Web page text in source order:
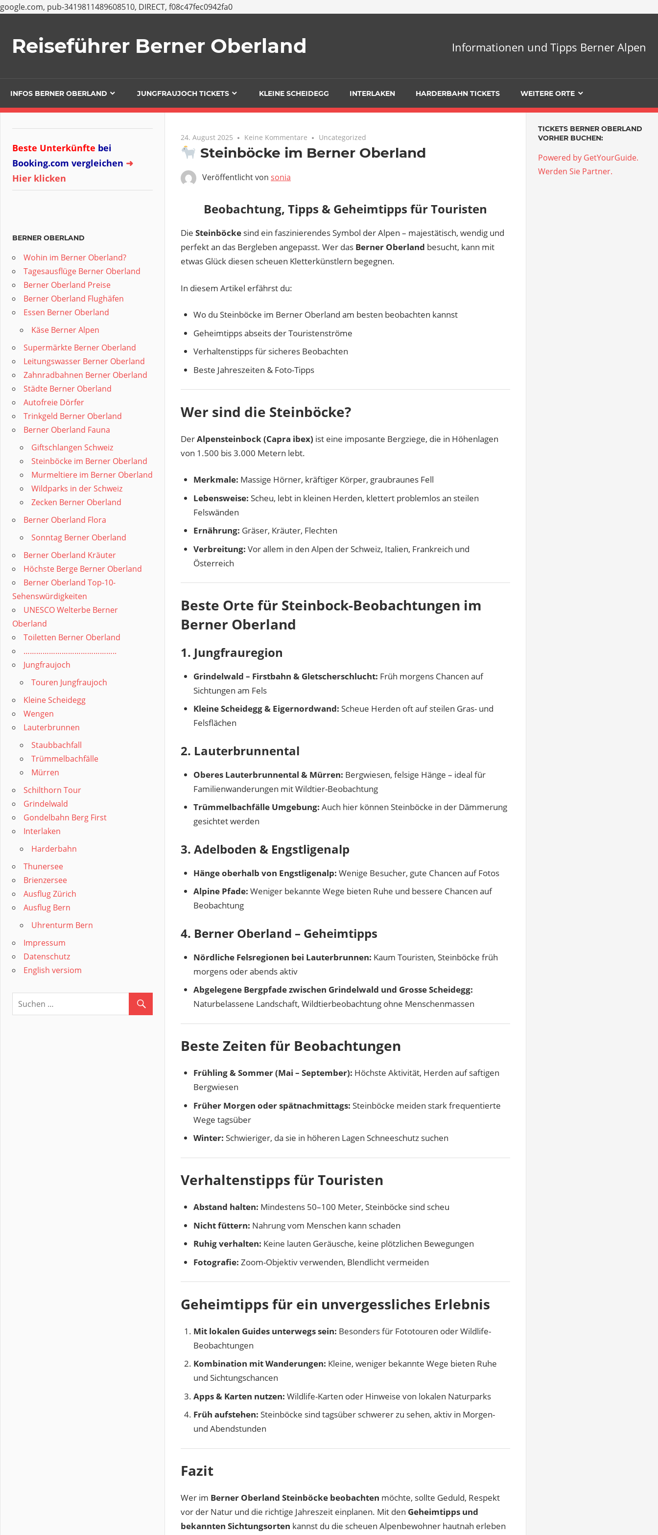
google.com, pub-3419811489608510, DIRECT, f08c47fec0942fa0
springen
Reiseführer Berner Oberland Informationen und Tipps Berner Alpen
INFOS BERNER OBERLAND JUNGFRAUJOCH TICKETS KLEINE SCHEIDEGG INTERLAKEN HARDERBAHN TICKETS WEITERE ORTE
24. August 2025 Keine Kommentare Uncategorized
Steinböcke im Berner Oberland
Veröffentlicht von sonia
Beobachtung, Tipps & Geheimtipps für Touristen
Die Steinböcke sind ein faszinierendes Symbol der Alpen – majestätisch, wendig und
perfekt an das Bergleben angepasst. Wer das Berner Oberland besucht, kann mit
etwas Glück diesen scheuen Kletterkünstlern begegnen.
In diesem Artikel erfährst du:
Wo du Steinböcke im Berner Oberland am besten beobachten kannst
Geheimtipps abseits der Touristenströme
Verhaltenstipps für sicheres Beobachten
Beste Jahreszeiten & Foto-Tipps
Wer sind die Steinböcke?
DerAlpensteinbock (Capra ibex) ist eine imposante Bergziege, die in Höhenlagen
von 1.500 bis 3.000 Metern lebt.
Merkmale: Massige Hörner, kräftiger Körper, graubraunes Fell
Lebensweise: Scheu, lebt in kleinen Herden, klettert problemlos an steilen
Felswänden
Ernährung: Gräser, Kräuter, Flechten
Verbreitung: Vor allem in den Alpen der Schweiz, Italien, Frankreich und
Österreich
Beste Orte für Steinbock-Beobachtungen im
Berner Oberland
1. Jungfrauregion
Grindelwald – Firstbahn & Gletscherschlucht: Früh morgens Chancen auf
Sichtungen am Fels
Kleine Scheidegg & Eigernordwand: Scheue Herden oft auf steilen Gras- und
Felsflächen
2. Lauterbrunnental
Oberes Lauterbrunnental & Mürren: Bergwiesen, felsige Hänge – ideal für
Familienwanderungen mit Wildtier-Beobachtung
Trümmelbachfälle Umgebung: Auch hier können Steinböcke in der Dämmerung
gesichtet werden
3. Adelboden & Engstligenalp
Hänge oberhalb von Engstligenalp: Wenige Besucher, gute Chancen auf Fotos
Alpine Pfade: Weniger bekannte Wege bieten Ruhe und bessere Chancen auf
Beobachtung
4. Berner Oberland – Geheimtipps
Nördliche Felsregionen bei Lauterbrunnen: Kaum Touristen, Steinböcke früh
morgens oder abends aktiv
Abgelegene Bergpfade zwischen Grindelwald und Grosse Scheidegg:
Naturbelassene Landschaft, Wildtierbeobachtung ohne Menschenmassen
Beste Zeiten für Beobachtungen
Frühling & Sommer (Mai – September): Höchste Aktivität, Herden auf saftigen
Bergwiesen
Früher Morgen oder spätnachmittags: Steinböcke meiden stark frequentierte
Wege tagsüber
Winter: Schwieriger, da sie in höheren Lagen Schneeschutz suchen
Verhaltenstipps für Touristen
Abstand halten: Mindestens 50–100 Meter, Steinböcke sind scheu
Nicht füttern: Nahrung vom Menschen kann schaden
Ruhig verhalten: Keine lauten Geräusche, keine plötzlichen Bewegungen
Fotografie: Zoom-Objektiv verwenden, Blendlicht vermeiden
Geheimtipps für ein unvergessliches Erlebnis
Mit lokalen Guides unterwegs sein: Besonders für Fototouren oder Wildlife-
Beobachtungen
Kombination mit Wanderungen: Kleine, weniger bekannte Wege bieten Ruhe
und Sichtungschancen
Apps & Karten nutzen: Wildlife-Karten oder Hinweise von lokalen Naturparks
Früh aufstehen: Steinböcke sind tagsüber schwerer zu sehen, aktiv in Morgen-
und Abendstunden
Fazit
Wer im Berner Oberland Steinböcke beobachten möchte, sollte Geduld, Respekt
vor der Natur und die richtige Jahreszeit einplanen. Mit den Geheimtipps und
bekannten Sichtungsorten kannst du die scheuen Alpenbewohner hautnah erleben
Beste Unterkünfte bei
Booking.com vergleichen ➜
Hier klicken
BERNER OBERLAND
Wohin im Berner Oberland?
Tagesausflüge Berner Oberland
Berner Oberland Preise
Berner Oberland Flughäfen
Essen Berner Oberland
Käse Berner Alpen
Supermärkte Berner Oberland
Leitungswasser Berner Oberland
Zahnradbahnen Berner Oberland
Städte Berner Oberland
Autofreie Dörfer
Trinkgeld Berner Oberland
Berner Oberland Fauna
Giftschlangen Schweiz
Steinböcke im Berner Oberland
Murmeltiere im Berner Oberland
Wildparks in der Schweiz
Zecken Berner Oberland
Berner Oberland Flora
Sonntag Berner Oberland
Berner Oberland Kräuter
Höchste Berge Berner Oberland
Berner Oberland Top-10-
Sehenswürdigkeiten
UNESCO Welterbe Berner
Oberland
Toiletten Berner Oberland
……………………………………..
Jungfraujoch
Touren Jungfraujoch
Kleine Scheidegg
Wengen
Lauterbrunnen
Staubbachfall
Trümmelbachfälle
Mürren
Schilthorn Tour
Grindelwald
Gondelbahn Berg First
Interlaken
Harderbahn
Thunersee
Brienzersee
Ausflug Zürich
Ausflug Bern
Uhrenturm Bern
Impressum
Datenschutz
English versiom
TICKETS BERNER OBERLAND
VORHER BUCHEN:
Powered by GetYourGuide.
Werden Sie Partner.